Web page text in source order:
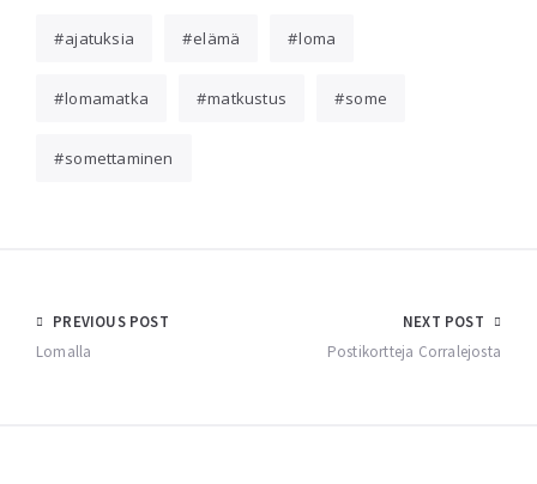
ajatuksia elämä loma
lomamatka matkustus some
somettaminen
Post
navigation
PREVIOUS POST
Lomalla
NEXT POST
Postikortteja Corralejosta